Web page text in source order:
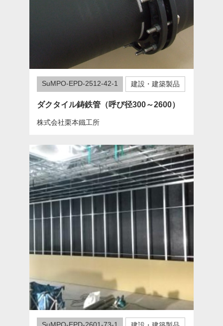
SuMPO-EPD-2512-42-1 建設・建築製品
ダクタイル鋳鉄管（呼び径300～2600）
株式会社栗本鐵工所